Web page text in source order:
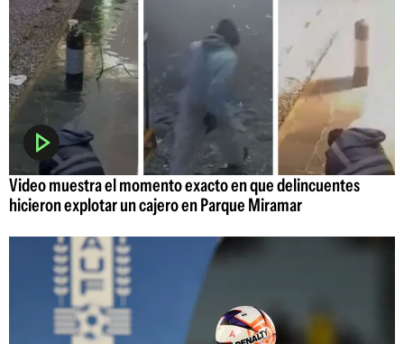
Video muestra el momento exacto en que delincuentes
hicieron explotar un cajero en Parque Miramar